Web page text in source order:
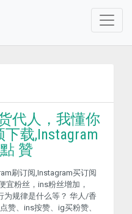
代人，我懂你
载,Instagram
贊
刷订阅,Instagram买订阅
宜粉丝，ins粉丝增加，
为规律是什么等？ 华人/香
赞、ins按赞、ig买粉赞、